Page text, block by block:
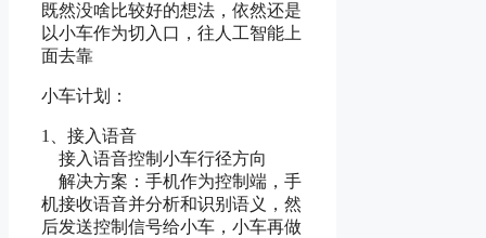
既然没啥比较好的想法，依然还是
以小车作为切入口，往人工智能上
面去靠
小车计划：
1、接入语音
接入语音控制小车行径方向
解决方案：手机作为控制端，手
机接收语音并分析和识别语义，然
后发送控制信号给小车，小车再做